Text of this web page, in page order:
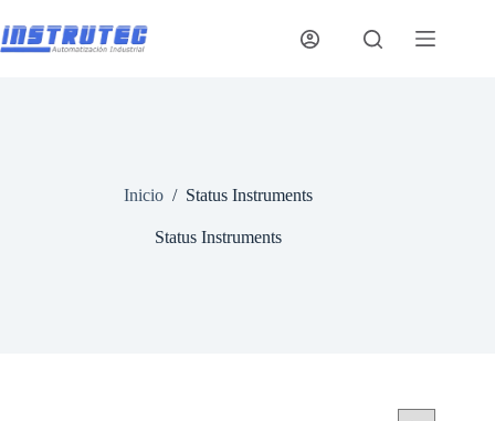
al
contenido
Inicio / Status Instruments
Status Instruments